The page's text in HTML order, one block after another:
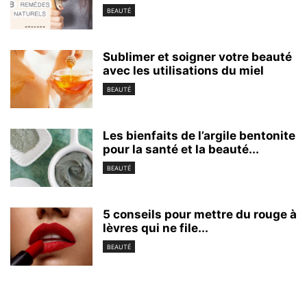
BEAUTÉ
Sublimer et soigner votre beauté
avec les utilisations du miel
BEAUTÉ
Les bienfaits de l’argile bentonite
pour la santé et la beauté...
BEAUTÉ
5 conseils pour mettre du rouge à
lèvres qui ne file...
BEAUTÉ